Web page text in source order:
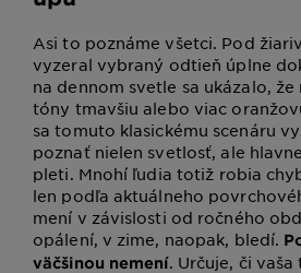
Asi to poznáme všetci. Pod
vyzeral vybraný odtieň úplne
na dennom svetle sa ukázalo,
tóny tmavšiu alebo viac
sa tomuto klasickému scenáru
poznať nielen svetlosť, ale
pleti. Mnohí ľudia totiž robia
len podľa aktuálneho
mení v závislosti od ročného
opálení, v zime, naopak, bledí.
väčšinou nemení. Určuje, či